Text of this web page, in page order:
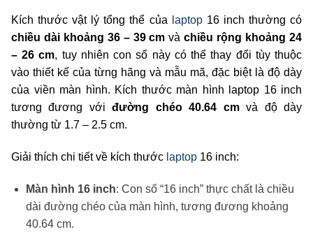
Kích thước vật lý tổng thể của laptop16 inch thường có
chiều dài khoảng 36 – 39 cm vàchiều rộng khoảng 24
– 26 cm, tuy nhiên con số này có thể thay đổi tùy thuộc
vào thiết kế của từng hãng và mẫu mã, đặc biệt là độ dày
của viền màn hình. Kích thước màn hình laptop 16 inch
tương đương vớiđường chéo 40.64 cmvà độ dày
thường từ 1.7 – 2.5 cm.
Giải thích chi tiết về kích thước laptop 16 inch:
Màn hình 16 inch: Con số “16 inch” thực chất là chiều
dài đường chéo của màn hình, tương đương khoảng
40.64 cm.